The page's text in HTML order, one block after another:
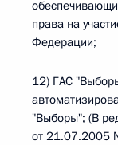
права на
Федерации;
12) ГАС
"Выборы"; (В
от